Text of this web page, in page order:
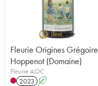
Fleurie Origines Grégoire
Hoppenot (Domaine)
Fleurie AOC
2023 A